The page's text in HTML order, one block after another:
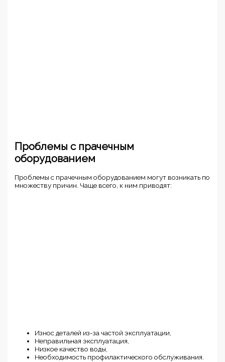
Проблемы с прачечным
оборудованием
Проблемы с прачечным оборудованием могут возникать по
множеству причин. Чаще всего, к ним приводят:
Износ деталей из-за частой эксплуатации,
Неправильная эксплуатация,
Низкое качество воды,
Необходимость профилактического обслуживания.